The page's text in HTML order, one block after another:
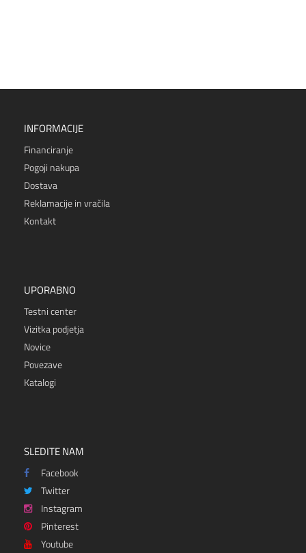
INFORMACIJE
Financiranje
Pogoji nakupa
Dostava
Reklamacije in vračila
Kontakt
UPORABNO
Testni center
Vizitka podjetja
Novice
Povezave
Katalogi
SLEDITE NAM
Facebook
Twitter
Instagram
Pinterest
Youtube